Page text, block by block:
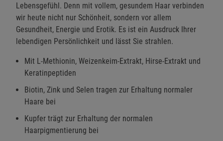
Lebensgefühl. Denn mit vollem, gesundem Haar verbinden
wir heute nicht nur Schönheit, sondern vor allem
Gesundheit, Energie und Erotik. Es ist ein Ausdruck Ihrer
lebendigen Persönlichkeit und lässt Sie strahlen.
Mit L-Methionin, Weizenkeim-Extrakt, Hirse-Extrakt und
Keratinpeptiden
Biotin, Zink und Selen tragen zur Erhaltung normaler
Haare bei
Kupfer trägt zur Erhaltung der normalen
Haarpigmentierung bei